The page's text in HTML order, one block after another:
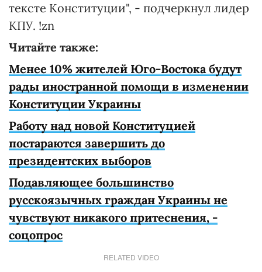
тексте Конституции", - подчеркнул лидер
КПУ. !zn
Читайте также:
Менее 10% жителей Юго-Востока будут
рады иностранной помощи в изменении
Конституции Украины
Работу над новой Конституцией
постараются завершить до
президентских выборов
Подавляющее большинство
русскоязычных граждан Украины не
чувствуют никакого притеснения, -
соцопрос
RELATED VIDEO